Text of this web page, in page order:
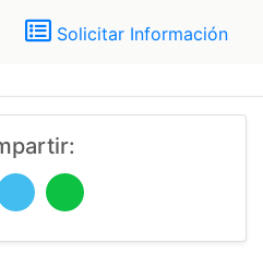
Solicitar Información